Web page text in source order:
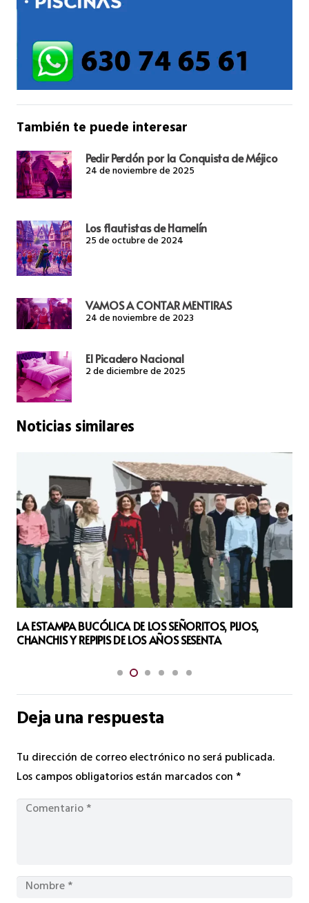
También te puede interesar
Pedir Perdón por la Conquista de Méjico
24 de noviembre de 2025
Los flautistas de Hamelín
25 de octubre de 2024
VAMOS A CONTAR MENTIRAS
24 de noviembre de 2023
El Picadero Nacional
2 de diciembre de 2025
Noticias similares
EL DESAHOGO COMO TERAPIA
Deja una respuesta
Tu dirección de correo electrónico no será publicada.
Los campos obligatorios están marcados con*